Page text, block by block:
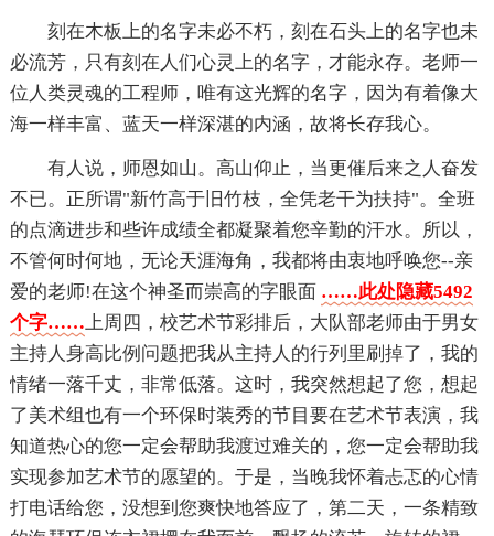
刻在木板上的名字未必不朽，刻在石头上的名字也未
必流芳，只有刻在人们心灵上的名字，才能永存。老师一
位人类灵魂的工程师，唯有这光辉的名字，因为有着像大
海一样丰富、蓝天一样深湛的内涵，故将长存我心。
有人说，师恩如山。高山仰止，当更催后来之人奋发
不已。正所谓"新竹高于旧竹枝，全凭老干为扶持"。全班
的点滴进步和些许成绩全都凝聚着您辛勤的汗水。所以，
不管何时何地，无论天涯海角，我都将由衷地呼唤您--亲
爱的老师!在这个神圣而崇高的字眼面 ……此处隐藏5492
个字……上周四，校艺术节彩排后，大队部老师由于男女
主持人身高比例问题把我从主持人的行列里刷掉了，我的
情绪一落千丈，非常低落。这时，我突然想起了您，想起
了美术组也有一个环保时装秀的节目要在艺术节表演，我
知道热心的您一定会帮助我渡过难关的，您一定会帮助我
实现参加艺术节的愿望的。于是，当晚我怀着忐忑的心情
打电话给您，没想到您爽快地答应了，第二天，一条精致